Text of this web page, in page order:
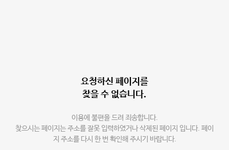
요청하신 페이지를
찾을 수 없습니다.
이용에 불편을 드려 죄송합니다.
찾으시는 페이지는 주소를 잘못 입력하였거나 삭제된 페이지 입니다. 페이
지 주소를 다시 한 번 확인해 주시기 바랍니다.